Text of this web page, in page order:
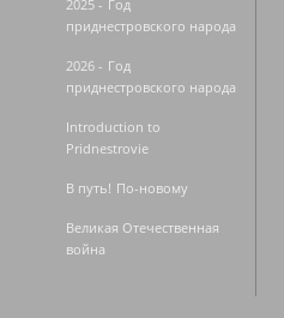
2025 - Год
приднестровского народа
2026 - Год
приднестровского народа
Introduction to
Pridnestrovie
В путь! По-новому
Великая Отечественная
война